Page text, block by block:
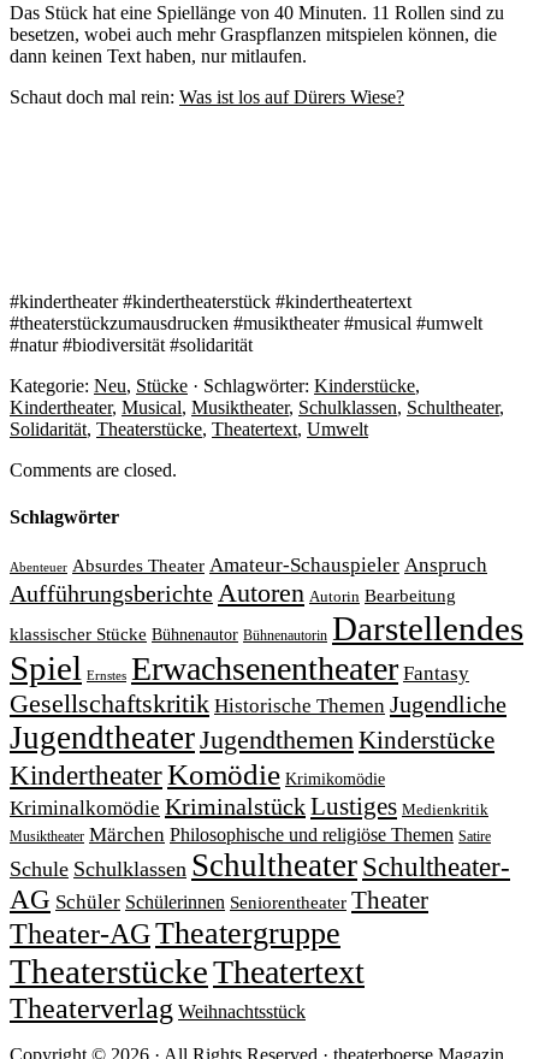
Das Stück hat eine Spiellänge von 40 Minuten. 11 Rollen sind zu
besetzen, wobei auch mehr Graspflanzen mitspielen können, die
dann keinen Text haben, nur mitlaufen.
Schaut doch mal rein: Was ist los auf Dürers Wiese?
#kindertheater #kindertheaterstück #kindertheatertext
#theaterstückzumausdrucken #musiktheater #musical #umwelt
#natur #biodiversität #solidarität
Kategorie: Neu, Stücke · Schlagwörter: Kinderstücke,
Kindertheater, Musical, Musiktheater, Schulklassen, Schultheater,
Solidarität, Theaterstücke, Theatertext, Umwelt
Comments are closed.
Schlagwörter
Abenteuer Absurdes Theater Amateur-Schauspieler Anspruch
AufführungsberichteAutoren Autorin Bearbeitung
klassischer Stücke Bühnenautor Bühnenautorin Darstellendes
Spiel Ernstes Erwachsenentheater Fantasy
Gesellschaftskritik Historische Themen Jugendliche
JugendtheaterJugendthemenKinderstücke
KindertheaterKomödie Krimikomödie
Kriminalkomödie KriminalstückLustiges Medienkritik
Musiktheater Märchen Philosophische und religiöse Themen Satire
Schule Schulklassen Schultheater Schultheater-
AG Schüler Schülerinnen Seniorentheater Theater
Theater-AGTheatergruppe
TheaterstückeTheatertext
Theaterverlag Weihnachtsstück